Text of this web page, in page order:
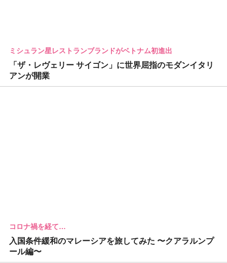
ミシュラン星レストランブランドがベトナム初進出
「ザ・レヴェリー サイゴン」に世界屈指のモダンイタリ
アンが開業
コロナ禍を経て…
入国条件緩和のマレーシアを旅してみた 〜クアラルンプ
ール編〜